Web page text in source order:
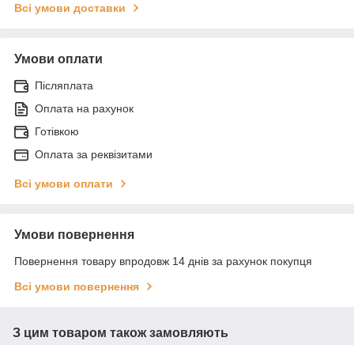
Всі умови доставки
Умови оплати
Післяплата
Оплата на рахунок
Готівкою
Оплата за реквізитами
Всі умови оплати
Умови повернення
Повернення товару впродовж 14 днів за рахунок покупця
Всі умови повернення
З цим товаром також замовляють